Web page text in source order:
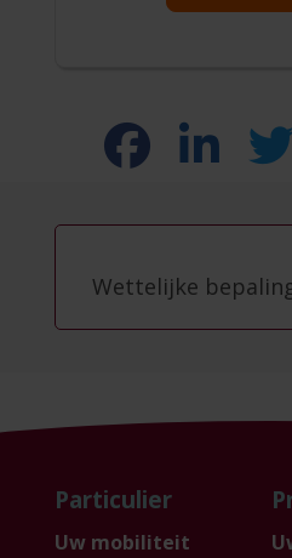
Wettelijke
Particulier
Uw mobiliteit